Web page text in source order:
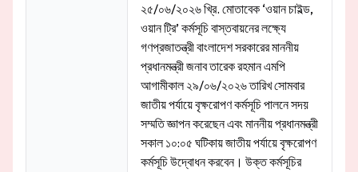
২৫/০৬/২০২৬ খ্রি. মোতাবেক ‘ওয়ান চাইল্ড,
ওয়ান ট্রি’ কর্মসূচি বাস্তবায়নের লক্ষ্যে
গণপ্রজাতন্ত্রী বাংলাদেশ সরকারের মাননীয়
প্রধানমন্ত্রী জনাব তারেক রহমান এমপি
আগামীকাল ২৯/০৬/২০২৬ তারিখ সোমবার
জাতীয় পর্যায়ে বৃক্ষরোপণ কর্মসূচি পালনে সদয়
সম্মতি জ্ঞাপন করেছেন এবং মাননীয় প্রধানমন্ত্রী
সকাল ১০:০৫ ঘটিকায় জাতীয় পর্যায়ে বৃক্ষরোপণ
কর্মসূচি উদ্বোধন করবেন। উক্ত কর্মসূচির